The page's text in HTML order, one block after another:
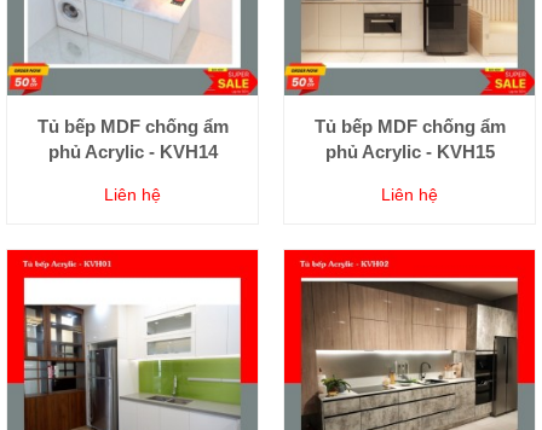
Tủ bếp MDF chống ẩm
phủ Acrylic - KVH14
Liên hệ
Tủ bếp MDF chống ẩm
phủ Acrylic - KVH15
Liên hệ